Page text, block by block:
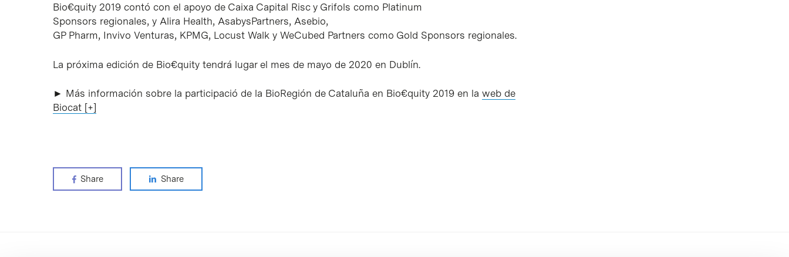
Bio€quity 2019 contó con el apoyo de Caixa Capital Risc y Grifols como Platinum
Sponsors regionales, y Alira Health, AsabysPartners, Asebio,
GP Pharm, Invivo Venturas, KPMG, Locust Walk y WeCubed Partners como Gold Sponsors regionales.
La próxima edición de Bio€quity tendrá lugar el mes de mayo de 2020 en Dublín.
► Más información sobre la participació de la BioRegión de Cataluña en Bio€quity 2019 en la web de
Biocat [+]
Share Share